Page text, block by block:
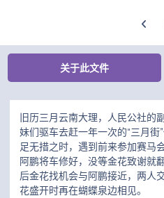
上一
关于此文件
旧历三月云南大理，人民公社的
妹们驱车去赶一年一次的“三月
足无措之时，遇到前来参加赛马
阿鹏将车修好，没等金花致谢就
后金花找机会与阿鹏接近，两人
花盛开时再在蝴蝶泉边相见。